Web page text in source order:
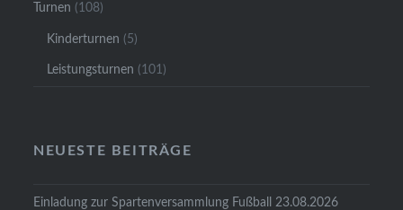
Turnen (108)
Kinderturnen (5)
Leistungsturnen (101)
NEUESTE BEITRÄGE
Einladung zur Spartenversammlung Fußball 23.08.2026